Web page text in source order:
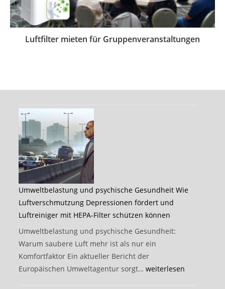
Luftfilter mieten für Gruppenveranstaltungen
Umweltbelastung und psychische Gesundheit Wie
Luftverschmutzung Depressionen fördert und
Luftreiniger mit HEPA-Filter schützen können
Umweltbelastung und psychische Gesundheit:
Warum saubere Luft mehr ist als nur ein
Komfortfaktor Ein aktueller Bericht der
Europäischen Umweltagentur sorgt…Umweltbelastung
weiterlesen